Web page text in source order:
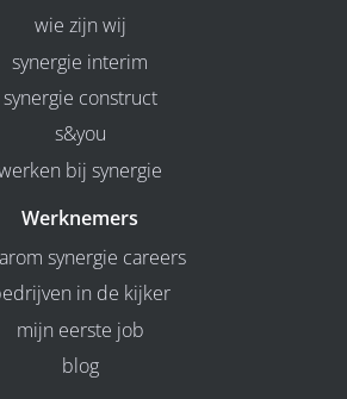
wie zijn wij
synergie interim
synergie construct
s&you
bij synergie
Werknemers
synergie careers
in de kijker
mijn eerste job
blog